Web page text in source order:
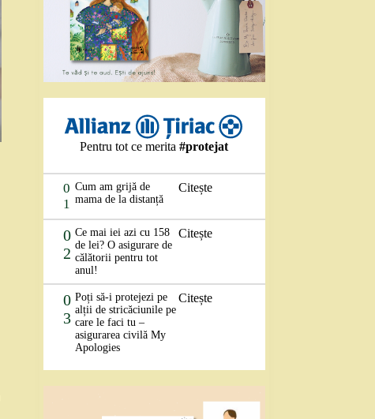
Pentru tot ce merita#protejat
0
1
Cum am grijă de
mama de la distanță
Citește
0
2
Ce mai iei azi cu 158
de lei? O asigurare de
călătorii pentru tot
anul!
Citește
0
3
Poți să-i protejezi pe
alții de stricăciunile pe
care le faci tu –
asigurarea civilă My
Apologies
Citește